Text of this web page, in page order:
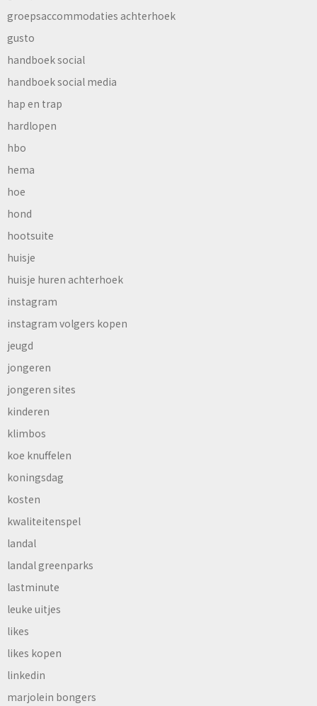
groepsaccommodaties achterhoek
gusto
handboek social
handboek social media
hap en trap
hardlopen
hbo
hema
hoe
hond
hootsuite
huisje
huisje huren achterhoek
instagram
instagram volgers kopen
jeugd
jongeren
jongeren sites
kinderen
klimbos
koe knuffelen
koningsdag
kosten
kwaliteitenspel
landal
landal greenparks
lastminute
leuke uitjes
likes
likes kopen
linkedin
marjolein bongers